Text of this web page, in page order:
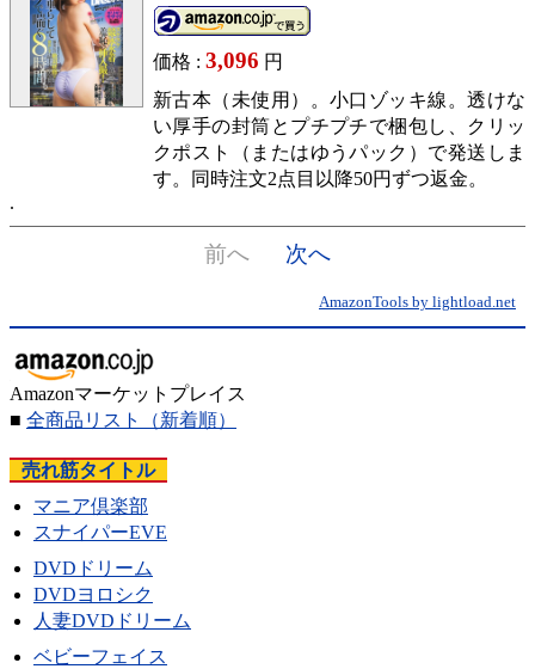
価格 : 3,096 円
新古本（未使用）。小口ゾッキ線。透けな
い厚手の封筒とプチプチで梱包し、クリッ
クポスト（またはゆうパック）で発送しま
す。同時注文2点目以降50円ずつ返金。
前へ 次へ
AmazonTools by lightload.net
Amazonマーケットプレイス
■ 全商品リスト （新着順）
売れ筋タイトル
マニア倶楽部
スナイパーEVE
DVDドリーム
DVDヨロシク
人妻DVDドリーム
ベビーフェイス